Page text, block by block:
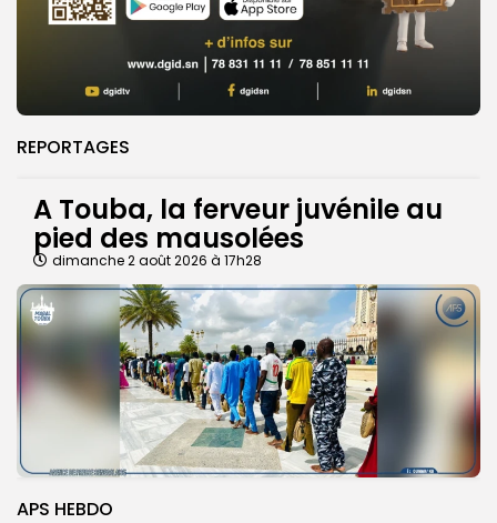
REPORTAGES
A Touba, la ferveur juvénile au
pied des mausolées
dimanche 2 août 2026 à 17h28
APS HEBDO